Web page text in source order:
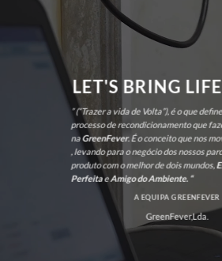
LET'S BRING
” (“Trazer a vida de Volta”), é o que
processo de recondicionamento que
naGreenFever. É o conceito que nos
, levando para o negócio dos nossos
produto com o melhor de dois mundos,
PerfeitaeAmigo do Ambiente. “
A EQUIPA GREENFEVER
GreenFever,Lda.